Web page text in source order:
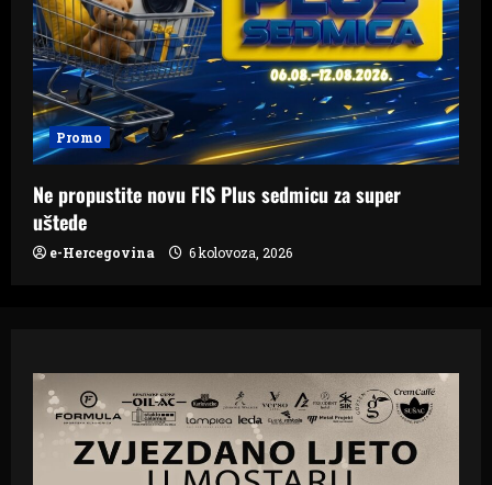
Promo
Ne propustite novu FIS Plus sedmicu za super
uštede
e-Hercegovina 6 kolovoza, 2026